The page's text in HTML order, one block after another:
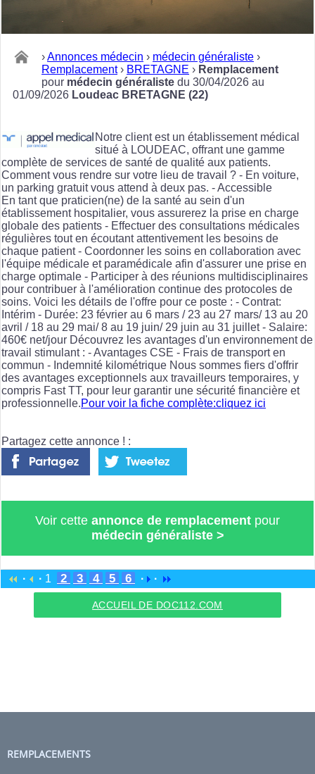
›Annonces médecin › médecin généraliste ›
Remplacement › BRETAGNE › Remplacement
pour médecin généraliste du 30/04/2026 au
01/09/2026 Loudeac BRETAGNE (22)
Notre client est un établissement médical
situé à LOUDEAC, offrant une gamme
complète de services de santé de qualité aux patients.
Comment vous rendre sur votre lieu de travail ? - En voiture,
un parking gratuit vous attend à deux pas. - Accessible
En tant que praticien(ne) de la santé au sein d'un
établissement hospitalier, vous assurerez la prise en charge
globale des patients - Effectuer des consultations médicales
régulières tout en écoutant attentivement les besoins de
chaque patient - Coordonner les soins en collaboration avec
l'équipe médicale et paramédicale afin d'assurer une prise en
charge optimale - Participer à des réunions multidisciplinaires
pour contribuer à l'amélioration continue des protocoles de
soins. Voici les détails de l'offre pour ce poste : - Contrat:
Intérim - Durée: 23 février au 6 mars / 23 au 27 mars/ 13 au 20
avril / 18 au 29 mai/ 8 au 19 juin/ 29 juin au 31 juillet - Salaire:
460€ net/jour Découvrez les avantages d'un environnement de
travail stimulant : - Avantages CSE - Frais de transport en
commun - Indemnité kilométrique Nous sommes fiers d'offrir
des avantages exceptionnels aux travailleurs temporaires, y
compris Fast TT, pour leur garantir une sécurité financière et
professionnelle.Pour voir la fiche complète:cliquez ici
Partagez cette annonce ! :
Voir cette annonce de remplacement pour
médecin généraliste>
· · 1 2 3 4 5 6 · ·
ACCUEIL DE DOC112.COM
REMPLACEMENTS